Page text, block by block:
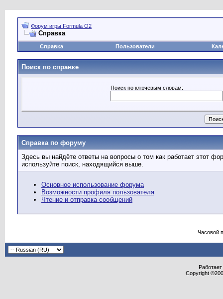
Форум игры Formula O2
Справка
Справка Пользователи
Поиск по справке
Поиск по ключевым словам:
Справка по форуму
Здесь вы найдёте ответы на вопросы о том как работает этот
используйте поиск, находящийся выше.
Основное использование форума
Возможности профиля пользователя
Чтение и отправка сообщений
Часовой
Copyright